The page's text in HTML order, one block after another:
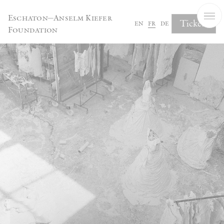
Eschaton—Anselm Kiefer
Foundation
en fr de Tickets